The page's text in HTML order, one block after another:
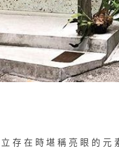
存在時堪稱亮眼的元